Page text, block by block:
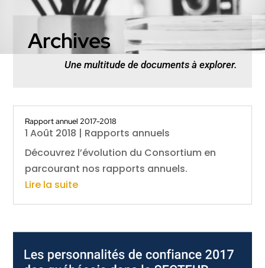
Archives
Une multitude de documents à explorer.
Rapport annuel 2017-2018
1 Août 2018 | Rapports annuels
Découvrez l’évolution du Consortium en
parcourant nos rapports annuels.
Lire la suite